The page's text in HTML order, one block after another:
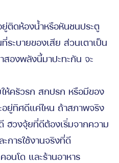
ยู่ติดห้องน้ำหรือหันชนประตู
ระบายของเสีย ส่วนเตาเป็น
สองพลังนี้มาปะทะกัน จะ
ห้ครัวรก สกปรก หรือมีของ
อยู่ทิศดีแค่ไหน ถ้าสภาพจริง
ฮวงจุ้ยที่ดีต้องเริ่มจากความ
การใช้งานจริงที่ดี
นโด และร้านอาหาร